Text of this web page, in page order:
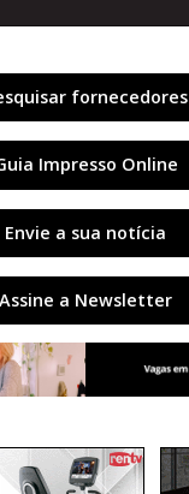
fornecedores
Impresso Online
Envie a sua notícia
Assine a Newsletter